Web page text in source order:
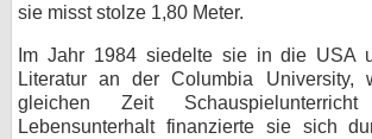
sie misst stolze 1,80 Meter.
Im Jahr 1984 siedelte sie in die USA
Literatur an der Columbia University,
gleichen Zeit
Lebensunterhalt finanzierte sie sich
Forum
bei X
bei Facebook